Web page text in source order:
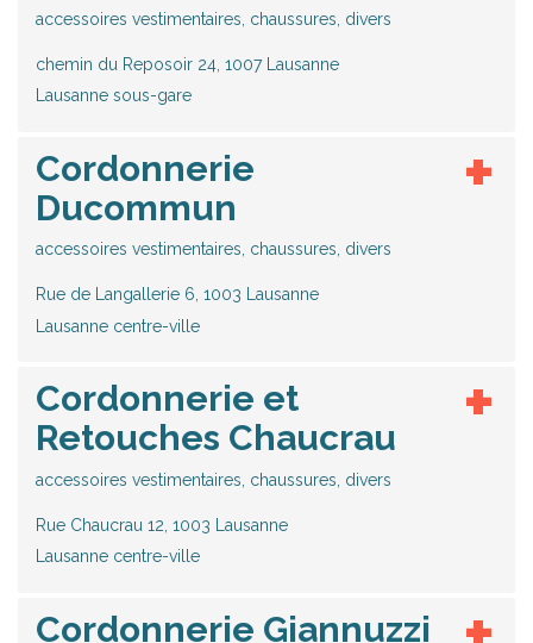
accessoires vestimentaires, chaussures, divers
chemin du Reposoir 24, 1007 Lausanne
Lausanne sous-gare
Cordonnerie
Ducommun
accessoires vestimentaires, chaussures, divers
Rue de Langallerie 6, 1003 Lausanne
Lausanne centre-ville
Cordonnerie et
Retouches Chaucrau
accessoires vestimentaires, chaussures, divers
Rue Chaucrau 12, 1003 Lausanne
Lausanne centre-ville
Cordonnerie Giannuzzi